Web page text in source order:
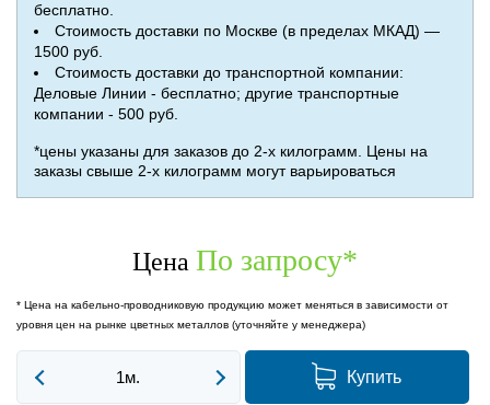
бесплатно.
Стоимость доставки по Москве (в пределах МКАД) —
1500 руб.
Стоимость доставки до транспортной компании:
Деловые Линии - бесплатно; другие транспортные
компании - 500 руб.
*цены указаны для заказов до 2-х килограмм. Цены на
заказы свыше 2-х килограмм могут варьироваться
Цена По запросу*
* Цена на кабельно-проводниковую продукцию может меняться в зависимости от
уровня цен на рынке цветных металлов (уточняйте у менеджера)
Купить